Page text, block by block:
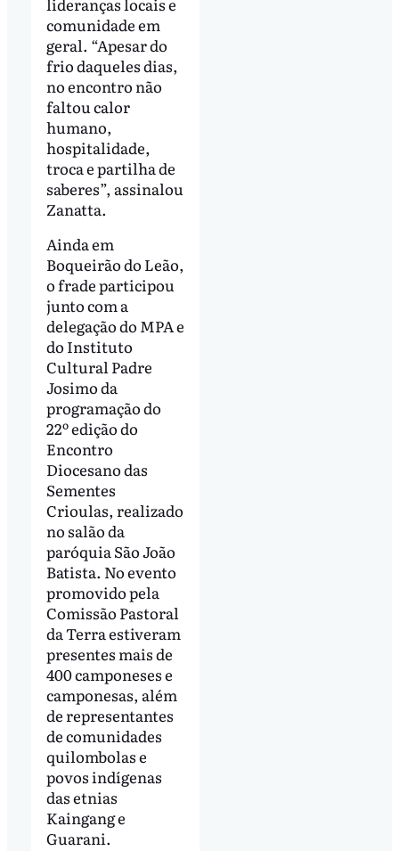
comunidade em
geral. “Apesar do
frio daqueles dias,
no encontro não
faltou calor
humano,
hospitalidade,
troca e partilha de
saberes”, assinalou
Zanatta.
Ainda em
Boqueirão do Leão,
o frade participou
junto com a
delegação do MPA e
do Instituto
Cultural Padre
Josimo da
programação do
22º edição do
Encontro
Diocesano das
Sementes
Crioulas, realizado
no salão da
paróquia São João
Batista. No evento
promovido pela
Comissão Pastoral
da Terra estiveram
presentes mais de
400 camponeses e
camponesas, além
de representantes
de comunidades
quilombolas e
povos indígenas
das etnias
Kaingang e
Guarani.